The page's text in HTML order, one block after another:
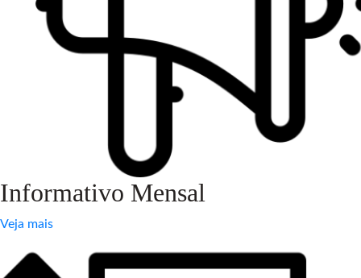
Informativo Mensal
Veja mais